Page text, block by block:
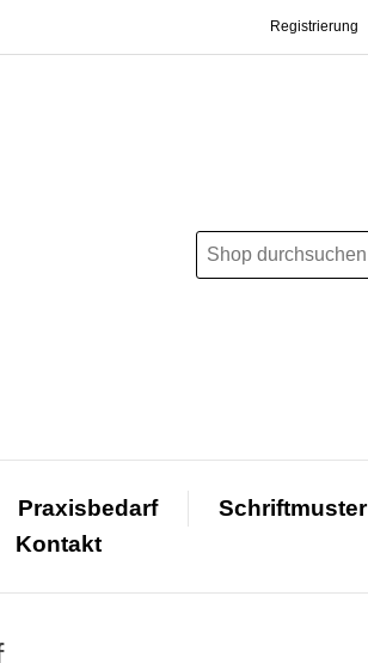
Registrierung
Praxisbedarf Schriftmuster
Kontakt